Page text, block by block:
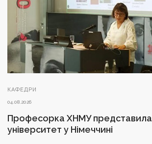
КАФЕДРИ
04.08.2026
Професорка ХНМУ представила
університет у Німеччині